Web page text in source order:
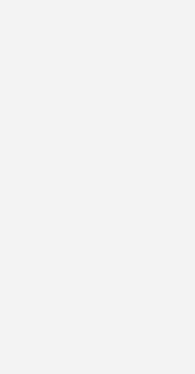
Energy System
von Großspeichern.
um die Planung eines
viele Planer gehen
Sie sind so schlecht
gar nicht